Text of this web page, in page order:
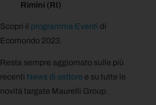
Rimini (RI)
Scopri il programma Eventi di
Ecomondo 2023.
Resta sempre aggiornato sulle più
recenti News di settore e su tutte le
novità targate Maurelli Group.